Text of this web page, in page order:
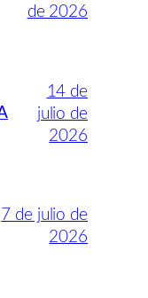
de 2026
14 de
julio de
2026
7 de julio de
2026